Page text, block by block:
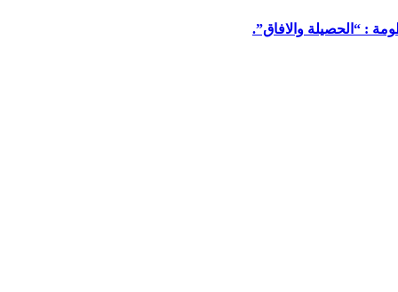
: “الحصيلة والافاق”.